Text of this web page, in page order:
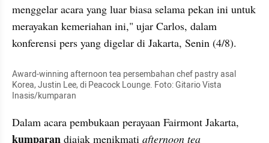
menggelar acara yang luar biasa selama pekan ini untuk
merayakan kemeriahan ini," ujar Carlos, dalam
konferensi pers yang digelar di Jakarta, Senin (4/8).
Award-winning afternoon tea persembahan chef pastry asal
Korea, Justin Lee, di Peacock Lounge. Foto: Gitario Vista
Inasis/kumparan
kumparan diajak menikmati